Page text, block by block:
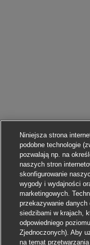
Niniejsza strona
podobne technologie
pozwalają np. na
naszych stron
skonfigurowanie
wygody i wydajności
marketingowych.
przekazywanie
siedzibami w krajach,
odpowiedniego
Zjednoczonych). Aby
na temat